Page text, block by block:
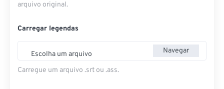
arquivo original.
Carregar legendas
Escolha um arquivo Navegar
Carregue um arquivo .srt ou .ass.